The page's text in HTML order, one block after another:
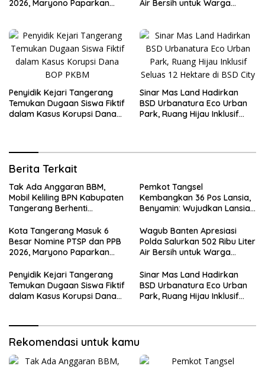
2026, Maryono Paparkan
Air Bersih untuk Warga
Penyidik Kejari Tangerang
Temukan Dugaan Siswa Fiktif
dalam Kasus Korupsi Dana
Sinar Mas Land Hadirkan
BSD Urbanatura Eco Urban
Park, Ruang Hijau Inklusif
Berita Terkait
Tak Ada Anggaran BBM,
Mobil Keliling BPN Kabupaten
Tangerang Berhenti
Pemkot Tangsel
Kembangkan 36 Pos Lansia,
Benyamin: Wujudkan Lansia
Kota Tangerang Masuk 6
Besar Nomine PTSP dan PPB
2026, Maryono Paparkan
Wagub Banten Apresiasi
Polda Salurkan 502 Ribu Liter
Air Bersih untuk Warga
Penyidik Kejari Tangerang
Temukan Dugaan Siswa Fiktif
dalam Kasus Korupsi Dana
Sinar Mas Land Hadirkan
BSD Urbanatura Eco Urban
Park, Ruang Hijau Inklusif
Rekomendasi untuk kamu